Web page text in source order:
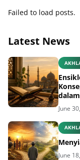
Failed to load posts.
Latest News
June
June